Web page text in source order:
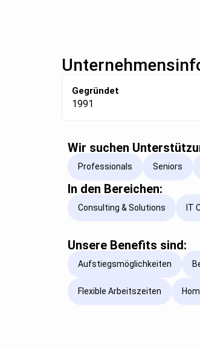
Gegründet
1991
Wir suchen
Professionals Seniors
In den Bereichen:
Consulting & Solutions IT
Unsere Benefits sind:
Aufstiegsmöglichkeiten
Flexible Arbeitszeiten